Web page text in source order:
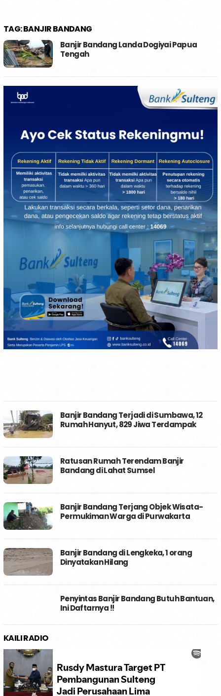
TAG:BANJIR BANDANG
Banjir Bandang Landa Dogiyai Papua
Tengah
Banjir Bandang Terjadi di Sumbawa, 12
Rumah Hanyut, 829 Jiwa Terdampak
Ratusan Rumah Terendam Banjir
Bandang di Lahat Sumsel
Banjir Bandang Terjang Objek Wisata-
Permukiman Warga di Purwakarta
Banjir Bandang di Lengkeka, 1 orang
Dinyatakan Hilang
Penyintas Banjir Bandang Butuh Bantuan,
Ini Daftarnya !!
KAILI RADIO